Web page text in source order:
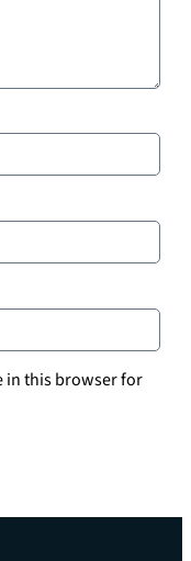
in this browser for